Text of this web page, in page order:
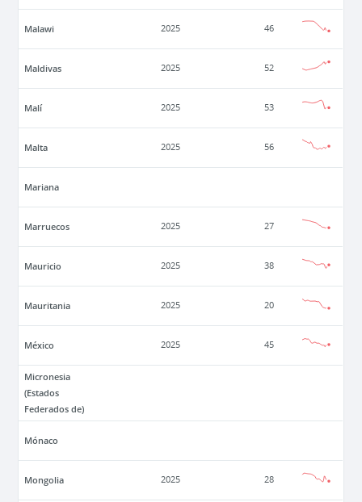
Malawi 2025 46
Maldivas 2025 52
Malí 2025 53
Malta 2025 56
Mariana
Marruecos 2025 27
Mauricio 2025 38
Mauritania 2025 20
México 2025 45
Micronesia
(Estados
Federados de)
Mónaco
Mongolia 2025 28